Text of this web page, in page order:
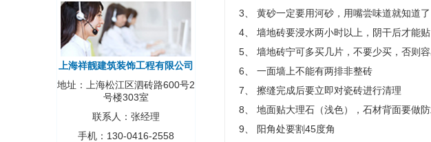
上海祥靓建筑装饰工程有限公司
地址：上海松江区泗砖路600号2
号楼303室
联系人：张经理
手机：130-0416-2558
3、 黄砂一定要用河砂，用嘴尝味道就知道了
4、 墙地砖要浸水两小时以上，阴干后才能贴
5、 墙地砖宁可多买几片，不要少买，否则
6、 一面墙上不能有两排非整砖
7、 擦缝完成后要立即对瓷砖进行清理
8、 地面贴大理石（浅色），石材背面要做
9、 阳角处要割45度角